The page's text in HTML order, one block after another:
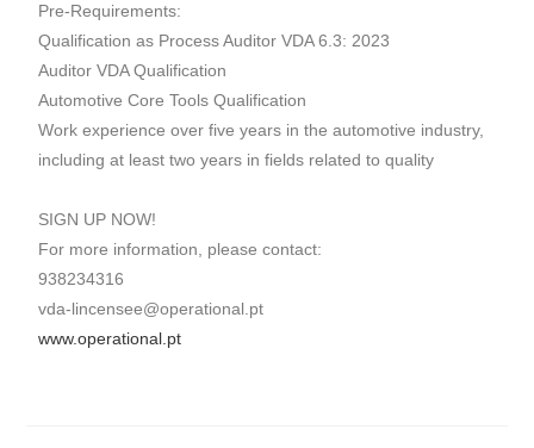
Pre-Requirements:
Qualification as Process Auditor VDA 6.3: 2023
Auditor VDA Qualification
Automotive Core Tools Qualification
Work experience over five years in the automotive industry,
including at least two years in fields related to quality
SIGN UP NOW!
For more information, please contact:
938234316
vda-lincensee@operational.pt
www.operational.pt